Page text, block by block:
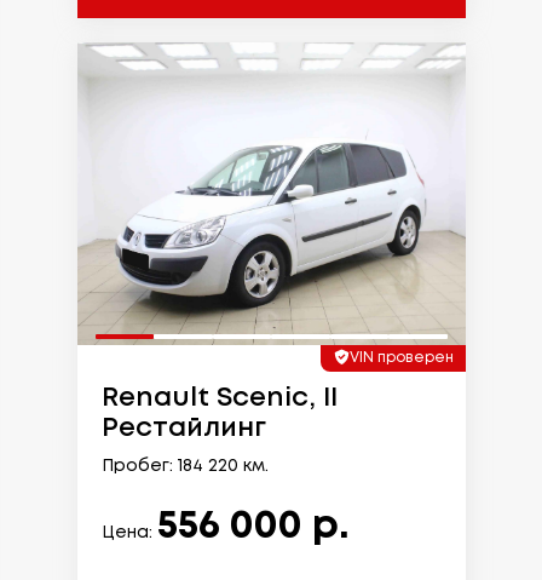
VIN проверен
Renault Scenic, II
Рестайлинг
Пробег: 184 220 км.
Цена: 556 000 р.